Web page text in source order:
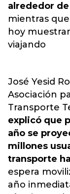
alrededor de
mientras
hoy
viajando
José Yesid
Asociación
Transporte
explicó que
año se
millones
transporte
espera
año